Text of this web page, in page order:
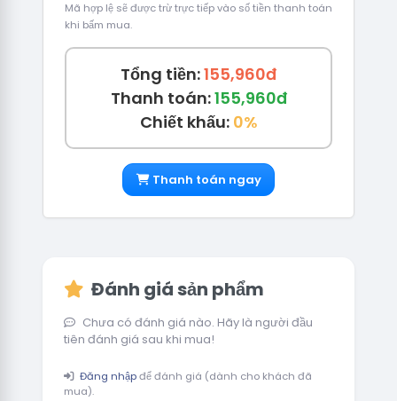
Mã hợp lệ sẽ được trừ trực tiếp vào số tiền thanh toán
khi bấm mua.
Tổng tiền:155,960đ
Thanh toán:155,960đ
Chiết khấu: 0%
Thanh toán ngay
Đánh giá sản phẩm
Chưa có đánh giá nào. Hãy là người đầu
tiên đánh giá sau khi mua!
Đăng nhậpđể đánh giá (dành cho khách đã
mua).